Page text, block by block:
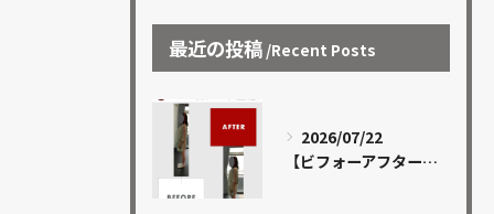
最近の投稿 Recent Posts
2026/07/22
【ビフォーアフター 13】